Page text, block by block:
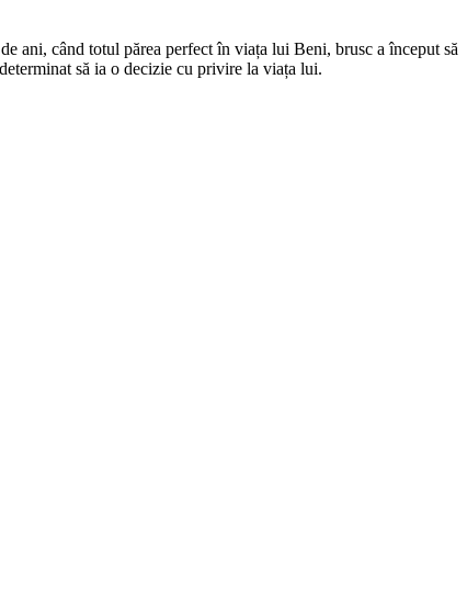
ani, când totul părea perfect în viața lui Beni, brusc a început să
să ia o decizie cu privire la viața lui.